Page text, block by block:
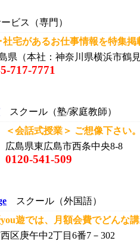
ビス（専門）
社宅があるお仕事情報を特集
県（本社：神奈川県横浜市鶴
717-7771
スクール（塾/家庭教師）
＜会話式授業＞ ご想像下さ
広島県東広島市西条中央8-8
0120-541-509
スクール（外国語）
you遊では、月額会費でどん
区庚午中2丁目6番7－302